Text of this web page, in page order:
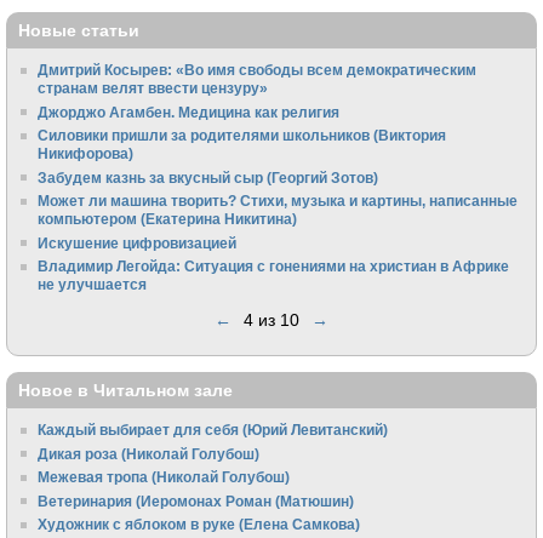
Новые статьи
Дмитрий Косырев: «Во имя свободы всем демократическим
странам велят ввести цензуру»
Джорджо Агамбен. Медицина как религия
Силовики пришли за родителями школьников (Виктория
Никифорова)
Забудем казнь за вкусный сыр (Георгий Зотов)
Может ли машина творить? Стихи, музыка и картины, написанные
компьютером (Екатерина Никитина)
Искушение цифровизацией
Владимир Легойда: Ситуация с гонениями на христиан в Африке
не улучшается
← 4 из 10 →
Новое в Читальном зале
Каждый выбирает для себя (Юрий Левитанский)
Дикая роза (Николай Голубош)
Межевая тропа (Николай Голубош)
Ветеринария (Иеромонах Роман (Матюшин)
Художник с яблоком в руке (Елена Самкова)